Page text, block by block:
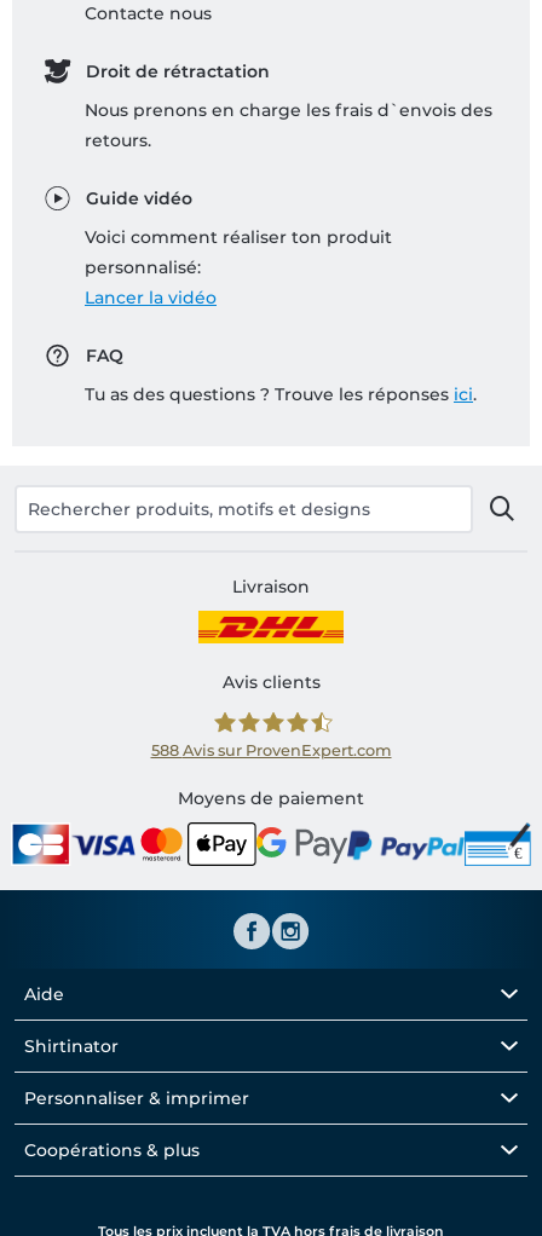
Contacte nous
Droit de rétractation
Nous prenons en charge les frais d`envois des
retours.
Guide vidéo
Voici comment réaliser ton produit
personnalisé:
Lancer la vidéo
FAQ
Tu as des questions ? Trouve les réponses ici.
Livraison
Avis clients
Shirtinator FR
588 Avis sur ProvenExpert.com
Moyens de paiement
Aide
Shirtinator
Personnaliser & imprimer
Coopérations & plus
Tous les prix incluent la TVA hors frais de livraison